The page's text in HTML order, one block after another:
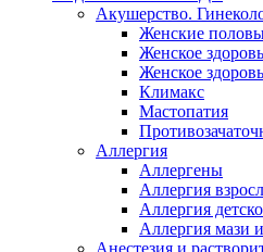
Акушерство.
Женские
Женское
Женское
Климакс
Мастопатия
Аллергия
Аллергены
Аллергия
Аллергия
Аллергия мази
Анестезия и